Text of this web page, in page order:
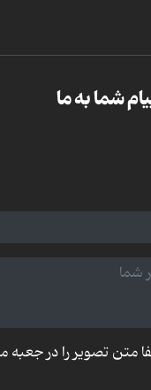
شما به ما
متن تصویر را در جعبه